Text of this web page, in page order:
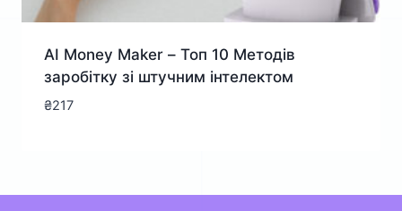
AI Money Maker – Топ 10 Методів
заробітку зі штучним інтелектом
₴217